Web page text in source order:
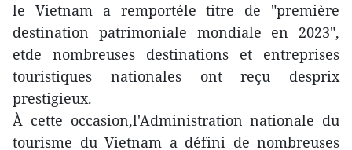
le Vietnam a remportéle titre de "première
destination patrimoniale mondiale en 2023",
etde nombreuses destinations et entreprises
touristiques nationales ont reçu desprix
prestigieux.
À cette occasion,l'Administration nationale du
tourisme du Vietnam a défini de nombreuses